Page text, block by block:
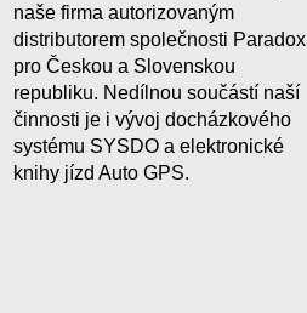
naše firma autorizovaným
distributorem společnosti Paradox
pro Českou a Slovenskou
republiku. Nedílnou součástí naší
činnosti je i vývoj docházkového
systému SYSDO a elektronické
knihy jízd Auto GPS.